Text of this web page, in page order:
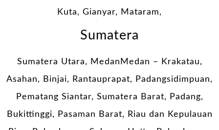
Kuta, Gianyar, Mataram,
Sumatera
Sumatera Utara, MedanMedan – Krakatau,
Asahan, Binjai, Rantauprapat, Padangsidimpuan,
Pematang Siantar, Sumatera Barat, Padang,
Bukittinggi, Pasaman Barat, Riau dan Kepulauan